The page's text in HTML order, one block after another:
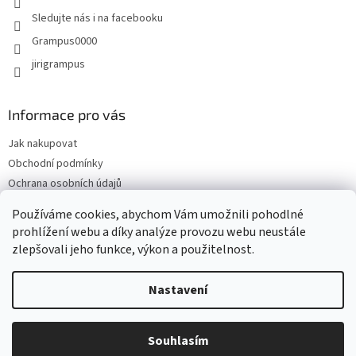
Používáme cookies, abychom Vám umožnili pohodlné
prohlížení webu a díky analýze provozu webu neustále
zlepšovali jeho funkce, výkon a použitelnost.
Nastavení
Souhlasím
Sledujte nás i na facebooku
Grampus0000
jirigrampus
Informace pro vás
Jak nakupovat
Obchodní podmínky
Ochrana osobních údajů
Doprava a platba
Vytvořil Shoptet
Grampus. Všechna práva vyhrazena.